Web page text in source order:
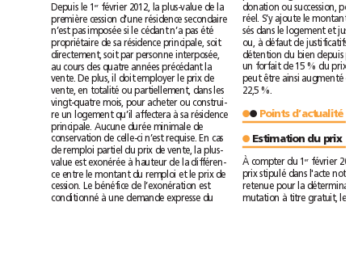
Depuis le 1 er
février 2012, la plus-value de la
première cession d’une résidence secondaire
n’est pas imposée si le cédant n’a pas été
propriétaire de sa résidence principale, soit
directement, soit par personne interposée,
au cours des quatre années précédant la
vente. De plus, il doit employer le prix de
vente, en totalité ou partiellement, dans les
vingt-quatre mois, pour acheter ou construi-
re un logement qu’il affectera à sa résidence
principale. Aucune durée minimale de
conservation de celle-ci n’est requise. En cas
de remploi partiel du prix de vente, la plus-
value est exonérée à hauteur de la différen-
ce entre le montant du remploi et le prix de
cession. Le bénéfice de l’exonération est
conditionné à une demande expresse du
22,5%.
●● Points d’actualité
●
À compter du 1 er